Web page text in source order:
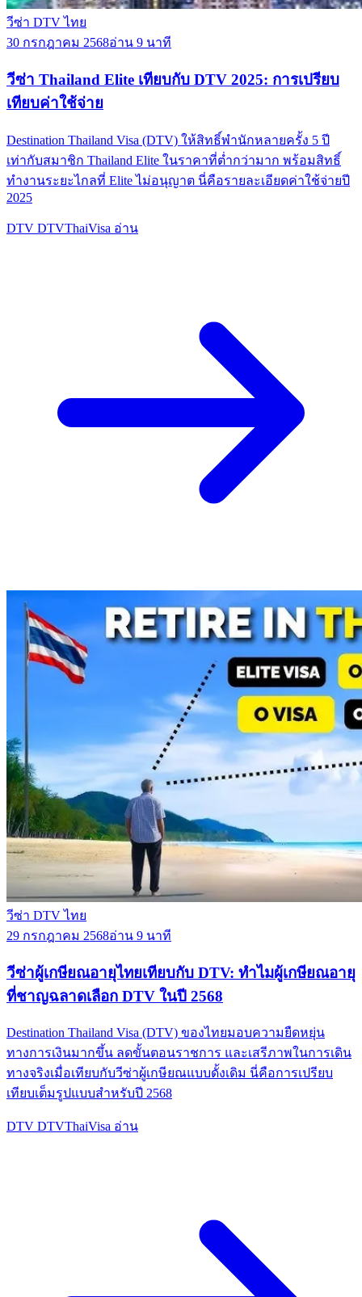
วีซ่า DTV ไทย
30 กรกฎาคม 2568อ่าน 9 นาที
วีซ่า Thailand Elite เทียบกับ DTV 2025: การเปรียบ
เทียบค่าใช้จ่าย
Destination Thailand Visa (DTV) ให้สิทธิ์พำนักหลายครั้ง 5 ปี
เท่ากับสมาชิก Thailand Elite ในราคาที่ต่ำกว่ามาก พร้อมสิทธิ์
ทำงานระยะไกลที่ Elite ไม่อนุญาต นี่คือรายละเอียดค่าใช้จ่ายปี
2025
DTV DTVThaiVisa อ่าน
วีซ่า DTV ไทย
29 กรกฎาคม 2568อ่าน 9 นาที
วีซ่าผู้เกษียณอายุไทยเทียบกับ DTV: ทำไมผู้เกษียณอายุ
ที่ชาญฉลาดเลือก DTV ในปี 2568
Destination Thailand Visa (DTV) ของไทยมอบความยืดหยุ่น
ทางการเงินมากขึ้น ลดขั้นตอนราชการ และเสรีภาพในการเดิน
ทางจริงเมื่อเทียบกับวีซ่าผู้เกษียณแบบดั้งเดิม นี่คือการเปรียบ
เทียบเต็มรูปแบบสำหรับปี 2568
DTV DTVThaiVisa อ่าน